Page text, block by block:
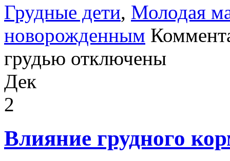
Грудные дети, Молодая
новорожденным
грудью отключены
Дек
2
Влияние грудного